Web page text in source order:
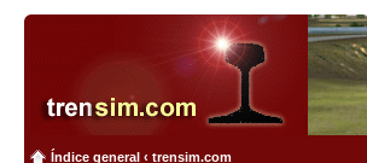
Índice general ‹ trensim.com